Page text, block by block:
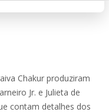
Chakur produziram
Jr. e Julieta de
contam detalhes dos